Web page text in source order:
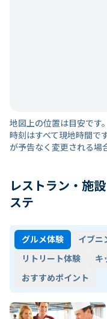
地図上の位置は目安です。
時刻はすべて現地時間で
が予告なく変更される場
レストラン・施
ステ
グルメ体験
イブニ
リトリート体験
キ
おすすめポイント